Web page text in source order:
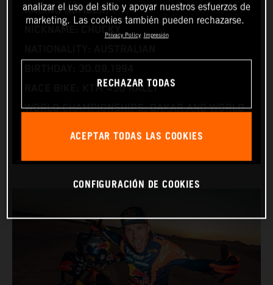
RACING NUMBER: 1
NICKNAME: CHUCKY
RACE BIKE: KTM 450 RALLY
WORLD CHAMPIONSHIPS: DAKAR AND WORLD
analizar el uso del sitio y apoyar nuestros esfuerzos de
marketing. Las cookies también pueden rechazarse.
Privacy Policy Impresión
RECHAZAR TODAS
ACEPTAR TODAS LAS COOKIES
CONFIGURACIÓN DE COOKIES